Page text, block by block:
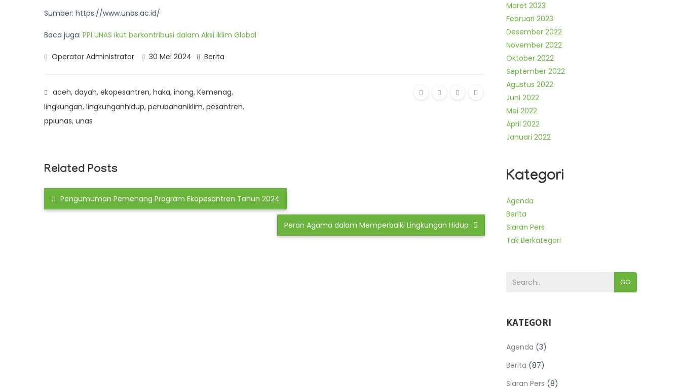
Sumber: https://www.unas.ac.id/
Baca juga: PPI UNAS ikut berkontribusi dalam Aksi Iklim Global
Operator Administrator 30 Mei 2024 Berita
aceh, dayah, ekopesantren, haka, inong, Kemenag,
lingkungan, lingkunganhidup, perubahaniklim, pesantren,
ppiunas, unas
Related Posts
Pengumuman Pemenang Program Ekopesantren Tahun 2024
Peran Agama dalam Memperbaiki Lingkungan Hidup
Maret 2023
Februari 2023
Desember 2022
November 2022
Oktober 2022
September 2022
Agustus 2022
Juni 2022
Mei 2022
April 2022
Januari 2022
Kategori
Agenda
Berita
Siaran Pers
Tak Berkategori
GO
KATEGORI
Agenda (3)
Berita (87)
Siaran Pers (8)